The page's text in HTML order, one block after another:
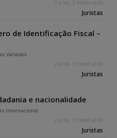
2 anos, 3 meses atrás
Juristas
de Identificação Fiscal –
Variados
2 anos, 3 meses atrás
Juristas
e nacionalidade
Internacional
2 anos, 3 meses atrás
Juristas